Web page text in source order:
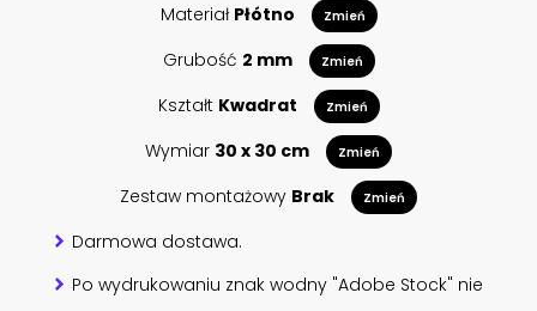
Materiał Płótno Zmień
Grubość 2 mm Zmień
Kształt Kwadrat Zmień
Wymiar 30 x 30 cm Zmień
Zestaw montażowy Brak Zmień
Darmowa dostawa.
Po wydrukowaniu znak wodny "Adobe Stock" nie